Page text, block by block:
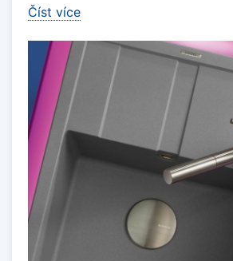
Číst více